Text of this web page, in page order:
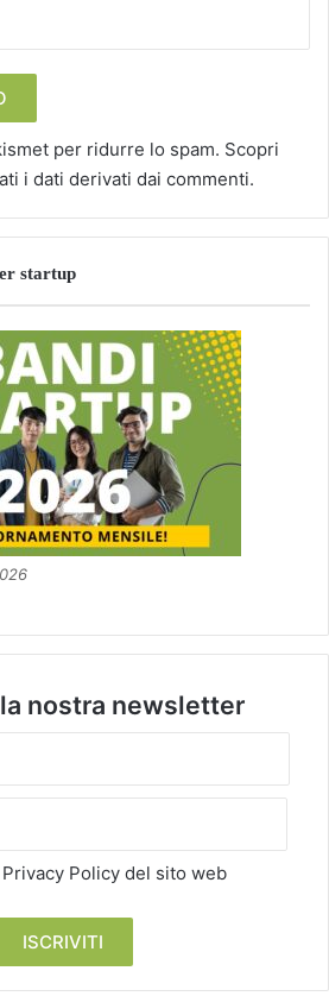
per ridurre lo spam. Scopri
i dati derivati dai commenti.
startup
nostra newsletter
Privacy Policy del sito web